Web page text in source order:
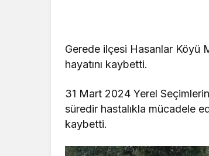
Gerede ilçesi Hasanlar Köyü
hayatını kaybetti.
31 Mart 2024 Yerel
süredir hastalıkla mücadele
kaybetti.